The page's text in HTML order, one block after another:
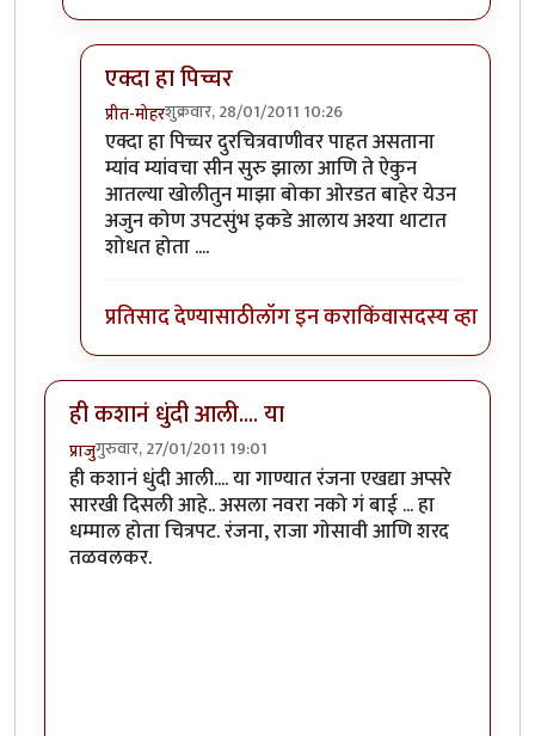
एक्दा हा पिच्चर
प्रीत-मोहरशुक्रवार, 28/01/2011 10:26
In reply toहोbyप्रचेतस
एक्दा हा पिच्चर दुरचित्रवाणीवर पाहत असताना
म्यांव म्यांवचा सीन सुरु झाला आणि ते ऐकुन
आतल्या खोलीतुन माझा बोका ओरडत बाहेर येउन
अजुन कोण उपटसुंभ इकडे आलाय अश्या थाटात
शोधत होता ....
प्रतिसाद देण्यासाठीलॉग इन कराकिंवासदस्य व्हा
ही कशानं धुंदी आली.... या
प्राजुगुरुवार, 27/01/2011 19:01
ही कशानं धुंदी आली.... या गाण्यात रंजना एखद्या अप्सरे
सारखी दिसली आहे.. असला नवरा नको गं बाई ... हा
धम्माल होता चित्रपट. रंजना, राजा गोसावी आणि शरद
तळवलकर.